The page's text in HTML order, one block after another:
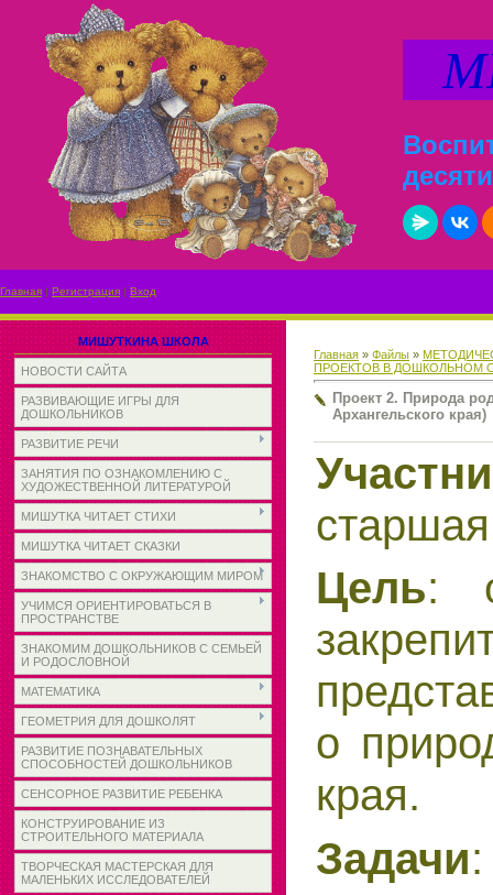
Главная | Регистрация | Вход
МИШУТКИНА ШКОЛА
НОВОСТИ САЙТА
РАЗВИВАЮЩИЕ ИГРЫ ДЛЯ
ДОШКОЛЬНИКОВ
РАЗВИТИЕ РЕЧИ
ЗАНЯТИЯ ПО ОЗНАКОМЛЕНИЮ С
ХУДОЖЕСТВЕННОЙ ЛИТЕРАТУРОЙ
МИШУТКА ЧИТАЕТ СТИХИ
МИШУТКА ЧИТАЕТ СКАЗКИ
ЗНАКОМСТВО С ОКРУЖАЮЩИМ МИРОМ
УЧИМСЯ ОРИЕНТИРОВАТЬСЯ В
ПРОСТРАНСТВЕ
ЗНАКОМИМ ДОШКОЛЬНИКОВ С СЕМЬЕЙ
И РОДОСЛОВНОЙ
МАТЕМАТИКА
ГЕОМЕТРИЯ ДЛЯ ДОШКОЛЯТ
РАЗВИТИЕ ПОЗНАВАТЕЛЬНЫХ
СПОСОБНОСТЕЙ ДОШКОЛЬНИКОВ
СЕНСОРНОЕ РАЗВИТИЕ РЕБЕНКА
КОНСТРУИРОВАНИЕ ИЗ
СТРОИТЕЛЬНОГО МАТЕРИАЛА
ТВОРЧЕСКАЯ МАСТЕРСКАЯ ДЛЯ
МАЛЕНЬКИХ ИССЛЕДОВАТЕЛЕЙ
Главная » Файлы »
ПРОЕКТОВ В ДОШКОЛЬНОМ
Проект 2. Природа
Архангельского края)
Цель:
о
края.
Задачи: